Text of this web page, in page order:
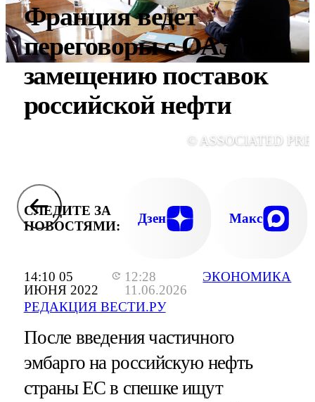
14:10 05
ИЮНЯ 2022
12:28
11.06.2026
РЕДАКЦИЯ ВЕСТИ.РУ
ЭКОНОМИКА
Франция ведет
переговоры с ОАЭ по
замещению поставок
российской нефти
© ASSOCIATED
СЛЕДИТЕ ЗА
НОВОСТЯМИ:
Дзен Макс
После введения частичного
эмбарго на российскую нефть
страны ЕС в спешке ищут